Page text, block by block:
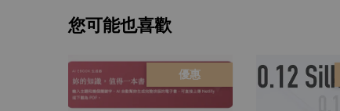
您可能也喜歡
優惠